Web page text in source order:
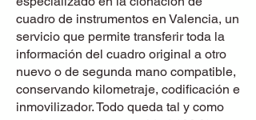
cuadro de instrumentos en Valencia, un
servicio que permite transferir toda la
información del cuadro original a otro
nuevo o de segunda mano compatible,
conservando kilometraje, codificación e
inmovilizador. Todo queda tal y como